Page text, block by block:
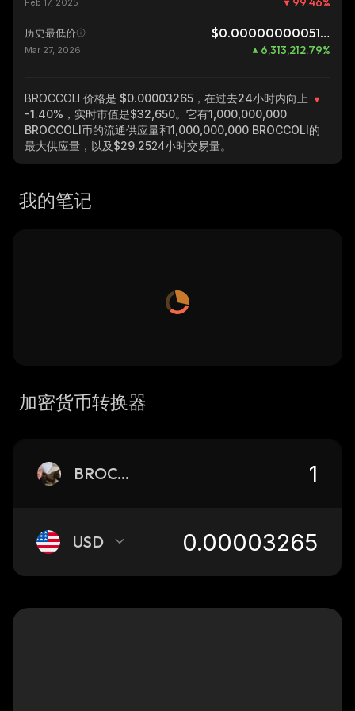
Feb 17, 2025
历史最低价 $0.0000000005172
Mar 27, 2026 6,313,212.79%
BROCCOLI 价格是 $0.00003265，在过去24小时内向上
-1.40% ，实时市值是$32,650。它有1,000,000,000
BROCCOLI币的流通供应量和1,000,000,000 BROCCOLI的
最大供应量，以及$29.2524小时交易量。
我的笔记
加密货币转换器
BROCCOLI
USD